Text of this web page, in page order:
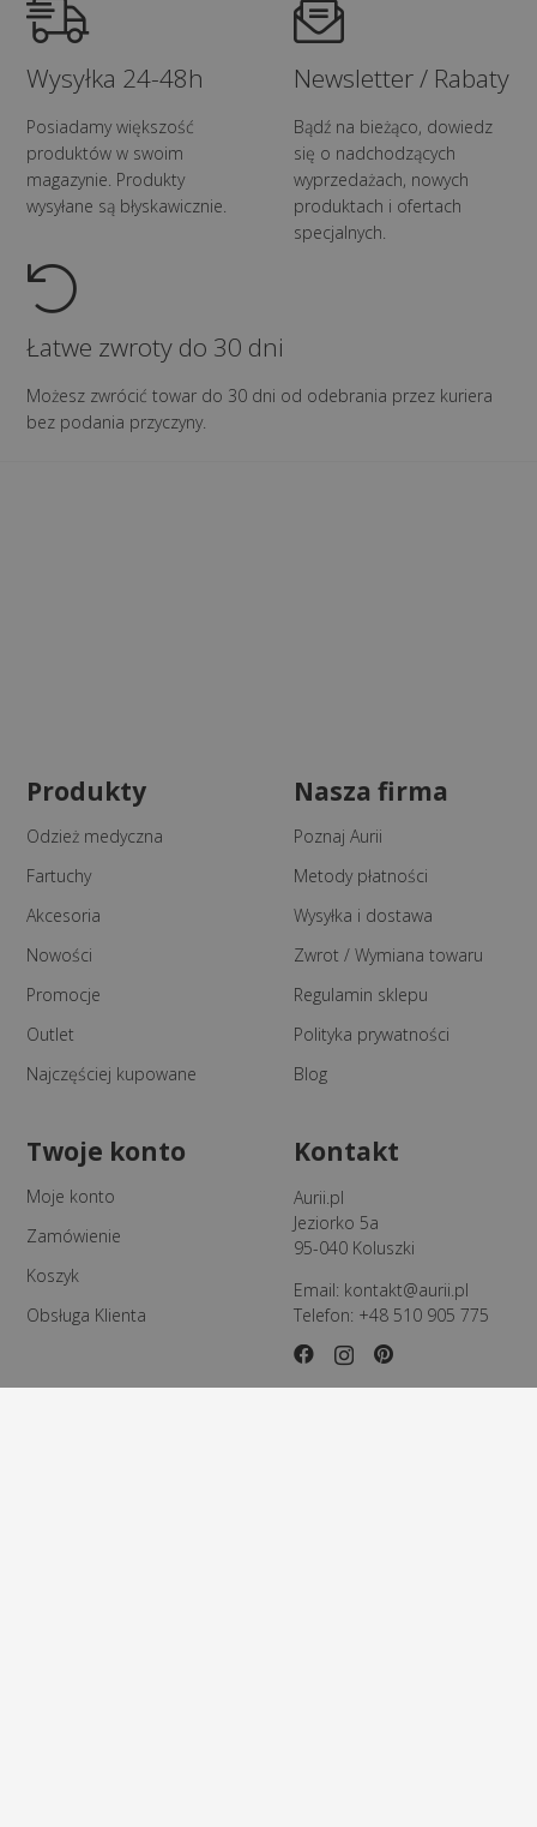
Wysyłka 24-48h
Posiadamy większość
produktów w swoim
magazynie. Produkty
wysyłane są błyskawicznie.
Newsletter / Rabaty
Bądź na bieżąco, dowiedz
się o nadchodzących
wyprzedażach, nowych
produktach i ofertach
specjalnych.
Łatwe zwroty do 30 dni
Możesz zwrócić towar do 30 dni od odebrania przez kuriera
bez podania przyczyny.
Produkty
Odzież medyczna
Fartuchy
Akcesoria
Nowości
Promocje
Outlet
Najczęściej kupowane
Nasza firma
Poznaj Aurii
Metody płatności
Wysyłka i dostawa
Zwrot / Wymiana towaru
Regulamin sklepu
Polityka prywatności
Blog
Twoje konto
Moje konto
Zamówienie
Koszyk
Obsługa Klienta
Kontakt
Aurii.pl
Jeziorko 5a
95-040 Koluszki
Email: kontakt@aurii.pl
Telefon: +48 510 905 775